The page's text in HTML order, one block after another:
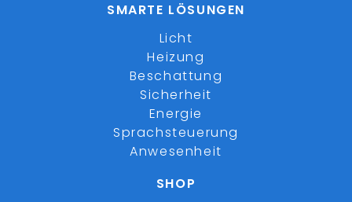
SMARTE LÖSUNGEN
Licht
Heizung
Beschattung
Sicherheit
Energie
Sprachsteuerung
Anwesenheit
SHOP